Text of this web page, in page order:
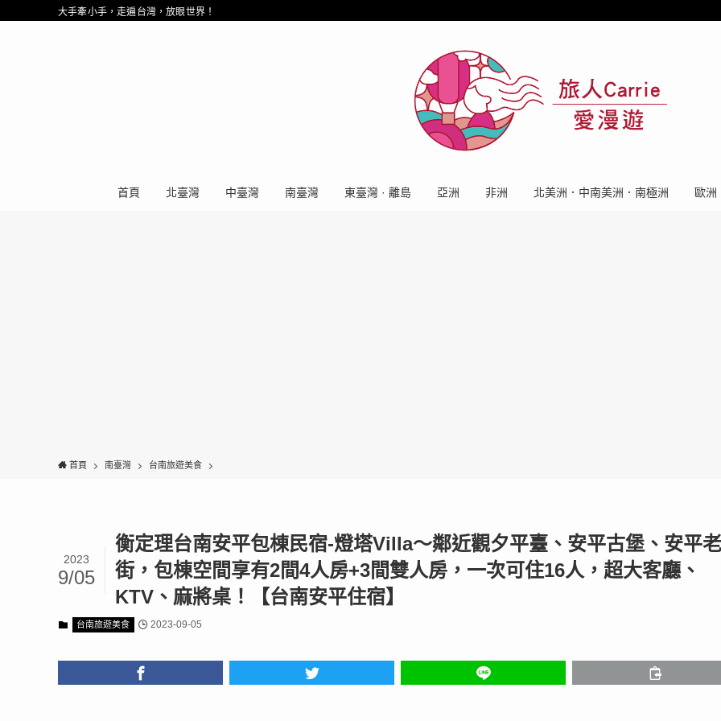
大手牽小手，走遍台灣，放眼世界！
首頁 北臺灣 中臺灣 南臺灣 東臺灣 · 離島 亞洲 非洲 北美洲．中南美洲．南極洲 歐洲
首頁 南臺灣 台南旅遊美食
衡定理台南安平包棟民宿-燈塔Villa〜鄰近觀夕平臺、安平古堡、安平老
街，包棟空間享有2間4人房+3間雙人房，一次可住16人，超大客廳、
KTV、麻將桌！【台南安平住宿】
2023
9/05
台南旅遊美食 2023-09-05